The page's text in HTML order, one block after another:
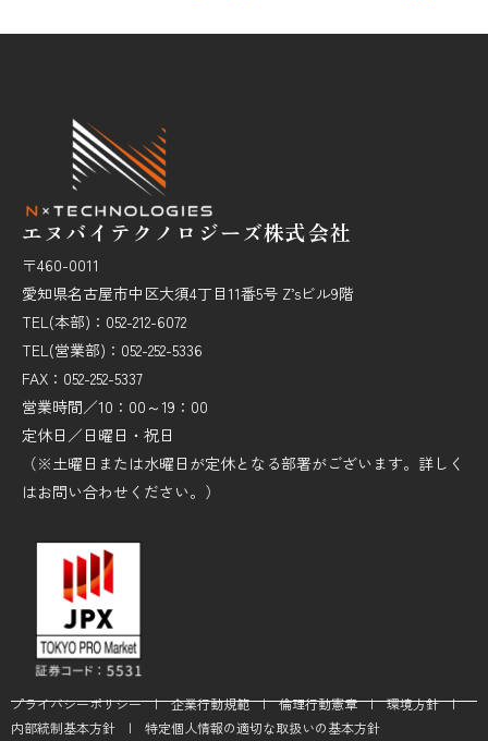
エヌバイテクノロジーズ株式会社
〒460-0011
愛知県名古屋市中区大須4丁目11番5号 Z’sビル9階
TEL(本部)：052-212-6072
TEL(営業部)：052-252-5336
FAX：052-252-5337
営業時間／10：00～19：00
定休日／日曜日・祝日
（※土曜日または水曜日が定休となる部署がございます。詳しく
はお問い合わせください。）
プライバシーポリシー|企業行動規範|倫理行動憲章|環境方針|
内部統制基本方針 | 特定個人情報の適切な取扱いの基本方針